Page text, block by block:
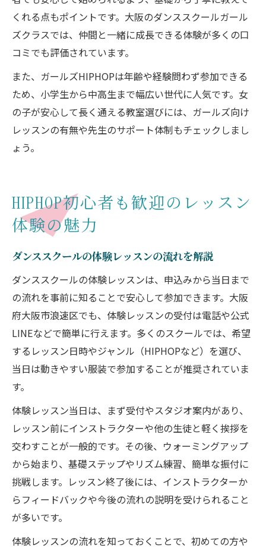
くれる点もポイントです。大阪のダンススクールガール
ズクラスでは、仲間と一緒に成長できる体験が多くの口
コミでも評価されています。
また、ガールズHIPHOPは年齢や経験問わず参加できる
ため、小学生から中高生まで幅広い世代に人気です。女
の子が安心して長く通える教室選びには、ガールズ向け
レッスンの有無や先生のサポート体制もチェックしまし
ょう。
HIPHOP初心者も歓迎のレッスン
体験の魅力
ダンススクールの体験レッスンの流れを解説
ダンススクールの体験レッスンは、申込みから当日まで
の流れを事前に知ることで安心して参加できます。大阪
府大阪市浪速区でも、体験レッスンの受付は電話や公式
LINEなどで簡単に行えます。多くのスクールでは、希望
するレッスン日時やジャンル（HIPHOPなど）を選び、
当日は動きやすい服装で参加することが推奨されていま
す。
体験レッスン当日は、まず受付やスタジオ案内があり、
レッスン前にインストラクターや他の生徒と軽く挨拶を
交わすことが一般的です。その後、ウォーミングアップ
から始まり、基礎ステップやリズム練習、簡単な振付に
挑戦します。レッスン終了後には、インストラクターか
らフィードバックや今後の流れの説明を受けられること
が多いです。
体験レッスンの流れを知っておくことで、初めての方や